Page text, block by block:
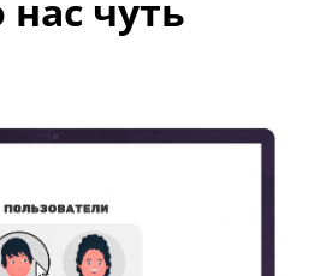
чуть